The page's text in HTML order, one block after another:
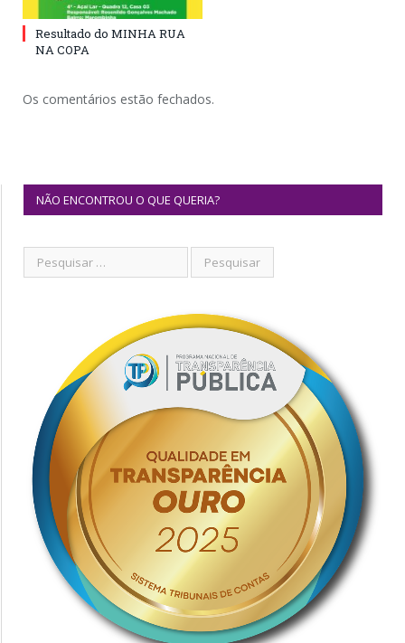
Resultado do MINHA RUA
NA COPA
Os comentários estão fechados.
NÃO ENCONTROU O QUE QUERIA?